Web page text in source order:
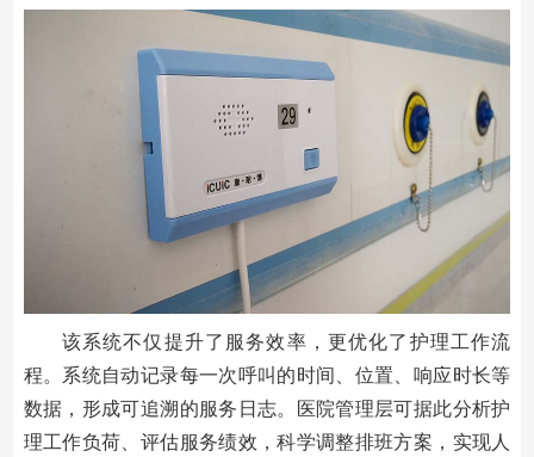
该系统不仅提升了服务效率，更优化了护理工作流
程。系统自动记录每一次呼叫的时间、位置、响应时长等
数据，形成可追溯的服务日志。医院管理层可据此分析护
理工作负荷、评估服务绩效，科学调整排班方案，实现人